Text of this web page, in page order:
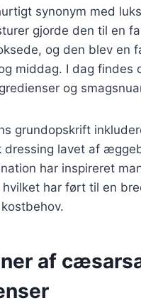
synonym med
gjorde den til en
og den blev en
middag. I dag findes
og
grundopskrift
dressing lavet af
har inspireret
hvilket har ført til en
af